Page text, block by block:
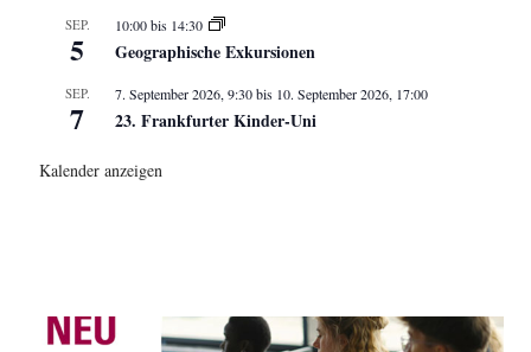
SEP.
5
10:00bis 14:30
Geographische Exkursionen
SEP.
7
7. September 2026, 9:30bis 10. September 2026, 17:00
23. Frankfurter Kinder-Uni
Kalender anzeigen